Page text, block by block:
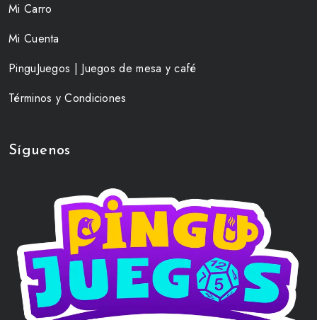
Mi Carro
Mi Cuenta
PinguJuegos | Juegos de mesa y café
Términos y Condiciones
Síguenos